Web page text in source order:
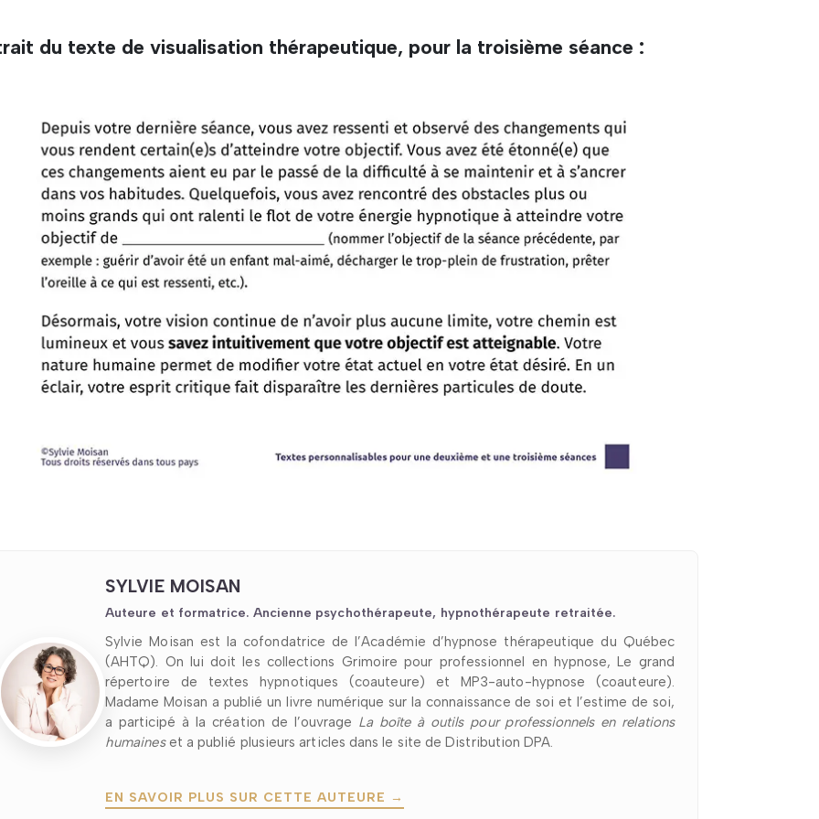
du texte de visualisation thérapeutique, pour la troisième séance :
SYLVIE MOISAN
Auteure et formatrice. Ancienne psychothérapeute, hypnothérapeute retraitée.
Sylvie Moisan est la cofondatrice de l’Académie d’hypnose thérapeutique du Québec
(AHTQ). On lui doit les collections Grimoire pour professionnel en hypnose, Le grand
répertoire de textes hypnotiques (coauteure) et MP3-auto-hypnose (coauteure).
Madame Moisan a publié un livre numérique sur la connaissance de soi et l’estime de soi,
a participé à la création de l’ouvrage La boîte à outils pour professionnels en relations
humaineset a publié plusieurs articles dans le site de Distribution DPA.
EN SAVOIR PLUS SUR CETTE AUTEURE →